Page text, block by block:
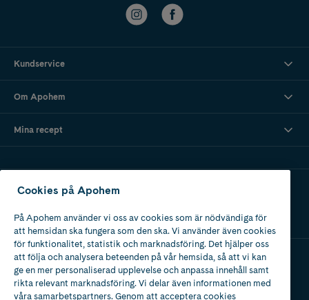
Kundservice
Om Apohem
Mina recept
Ladda ner vår app
Apotek med tillstånd
av Läkemedelsverket
Cookies på Apohem
På Apohem använder vi oss av cookies som är nödvändiga för
att hemsidan ska fungera som den ska. Vi använder även cookies
för funktionalitet, statistik och marknadsföring. Det hjälper oss
att följa och analysera beteenden på vår hemsida, så att vi kan
ge en mer personaliserad upplevelse och anpassa innehåll samt
rikta relevant marknadsföring. Vi delar även informationen med
våra samarbetspartners. Genom att acceptera cookies